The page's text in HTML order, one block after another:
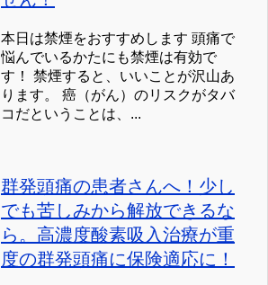
本日は禁煙をおすすめします 頭痛で
悩んでいるかたにも禁煙は有効で
す！ 禁煙すると、いいことが沢山あ
ります。 癌（がん）のリスクがタバ
コだということは、...
群発頭痛の患者さんへ！少し
でも苦しみから解放できるな
ら。高濃度酸素吸入治療が重
度の群発頭痛に保険適応に！